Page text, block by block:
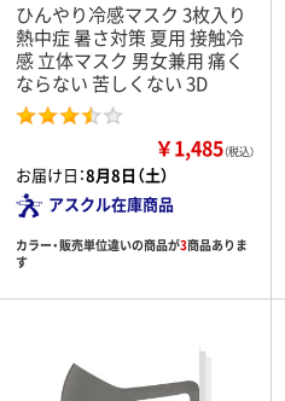
ひんやり冷感マスク 3枚入り
熱中症 暑さ対策 夏用 接触冷
感 立体マスク 男女兼用 痛く
ならない 苦しくない 3D
￥1,485（税込）
お届け日：8月8日（土）
アスクル在庫商品
カラー・販売単位違いの商品が3商品ありま
す